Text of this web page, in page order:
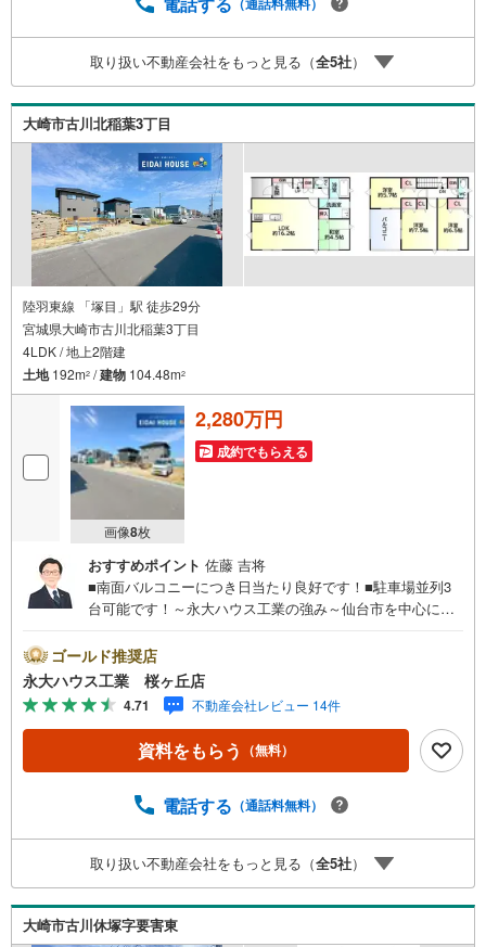
す。各店舗ではキッズスペースも完備！お子様連れのご家
族様で是非お越しください。営業時間:10:00～18:00（定休
日火・水曜日※店舗により変動あり）現地のご案内も可能で
すので、どうぞお気軽にお問い合わせください！
取り扱い不動産会社をもっと見る（全5社）
大崎市古川北稲葉3丁目
陸羽東線 「塚目」駅 徒歩29分
宮城県大崎市古川北稲葉3丁目
4LDK / 地上2階建
土地192m2 /建物 104.48m2
画像8枚
2,280万円
成約でもらえる
おすすめポイント 佐藤 吉将
■南面バルコニーにつき日当たり良好です！■駐車場並列3
台可能です！～永大ハウス工業の強み～仙台市を中心に宮
く2つに分けてご紹介！1.＜豊富な不動産知識＞戸建・マン
ション・土地...と種別を問わず不動産を取り扱っておりま
す。更に教育施設や商業施設、子育て環境や行政などの地
域情報を総合し、お客様により良い物件選びをして頂ける
よう、しっかりとサポートさせて頂きます。2.＜経験豊富
なスタッフ＞当社では【購入】【売却】【引っ越し】【リ
購入時に気になる住宅ローン各種税金についても、誠心誠
備！お子様連れのご家族様で是非お越しください。営業時
間:10:00～18:00（定休日火・水曜日※店舗により変動あ
り）現地のご案内も可能ですので、どうぞお気軽にお問い
合わせください！
ゴールド推奨店
永大ハウス工業 桜ヶ丘店
4.71 不動産会社レビュー 14件
資料をもらう （無料）
電話する （通話料無料）
取り扱い不動産会社をもっと見る（全5社）
大崎市古川休塚字要害東